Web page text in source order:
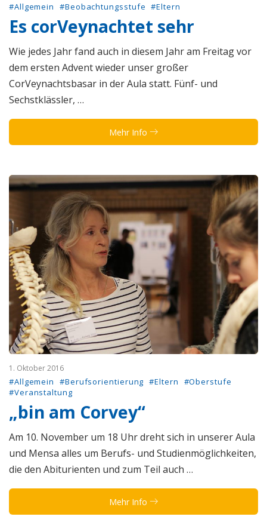
#Allgemein #Beobachtungsstufe #Eltern
Es corVeynachtet sehr
Wie jedes Jahr fand auch in diesem Jahr am Freitag vor
dem ersten Advent wieder unser großer
CorVeynachtsbasar in der Aula statt. Fünf- und
Sechstklässler, …
Mehr Info
1. Oktober 2016
#Allgemein #Berufsorientierung #Eltern
#Oberstufe
#Veranstaltung
„bin am Corvey“
Am 10. November um 18 Uhr dreht sich in unserer Aula
und Mensa alles um Berufs- und Studienmöglichkeiten,
die den Abiturienten und zum Teil auch …
Mehr Info